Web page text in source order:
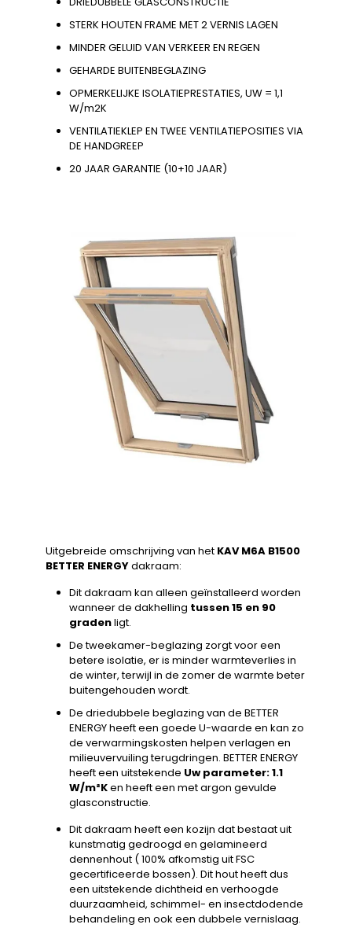
STERK HOUTEN FRAME MET 2 VERNIS LAGEN
MINDER GELUID VAN VERKEER EN REGEN
GEHARDE BUITENBEGLAZING
OPMERKELIJKE ISOLATIEPRESTATIES, UW = 1,1
W/m2K
VENTILATIEKLEP EN TWEE VENTILATIEPOSITIES VIA
DE HANDGREEP
20 JAAR GARANTIE (10+10 JAAR)
Uitgebreide omschrijving van het KAV M6A B1500
BETTER ENERGYdakraam:
Dit dakraam kan alleen geïnstalleerd worden
wanneer de dakhelling tussen 15 en 90
gradenligt.
De tweekamer-beglazing zorgt voor een
betere isolatie, er is minder warmteverlies in
de winter, terwijl in de zomer de warmte beter
buitengehouden wordt.
De driedubbele beglazing van de BETTER
ENERGY heeft een goede U-waarde en kan zo
de verwarmingskosten helpen verlagen en
milieuvervuiling terugdringen. BETTER ENERGY
heeft een uitstekende Uw parameter: 1.1
W/m²Ken heeft een met argon gevulde
glasconstructie.
Dit dakraam heeft een kozijn dat bestaat uit
kunstmatig gedroogd en gelamineerd
dennenhout ( 100% afkomstig uit FSC
gecertificeerde bossen). Dit hout heeft dus
een uitstekende dichtheid en verhoogde
duurzaamheid, schimmel- en insectdodende
behandeling en ook een dubbele vernislaag.